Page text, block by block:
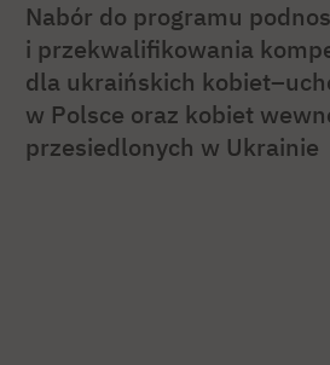
Nabór do programu
i przekwalifikowania
dla ukraińskich
w Polsce oraz kobiet
przesiedlonych w Ukrainie